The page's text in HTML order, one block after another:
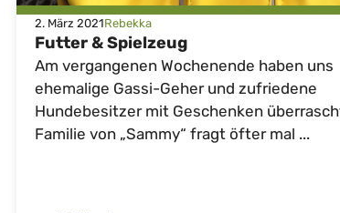
2. März 2021Rebekka
Futter & Spielzeug
Am vergangenen Wochenende haben uns
ehemalige Gassi-Geher und zufriedene
Hundebesitzer mit Geschenken
Familie von „Sammy“ fragt öfter mal ...